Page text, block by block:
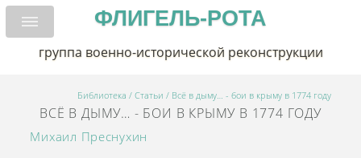
ФЛИГЕЛЬ-РОТА
группа военно-исторической реконструкции
Библиотека / Статьи / Всё в дыму… - бои в крыму в 1774 году
ВСЁ В ДЫМУ… - БОИ В КРЫМУ В 1774 ГОДУ
Михаил Преснухин